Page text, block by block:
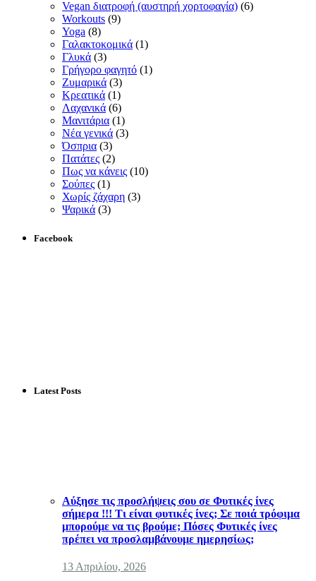
Vegan διατροφή (αυστηρή χορτοφαγία) (6)
Workouts (9)
Yoga (8)
Γαλακτοκομικά (1)
Γλυκά (3)
Γρήγορο φαγητό (1)
Ζυμαρικά (3)
Κρεατικά (1)
Λαχανικά (6)
Μανιτάρια (1)
Νέα γενικά (3)
Όσπρια (3)
Πατάτες (2)
Πως να κάνεις (10)
Σούπες (1)
Χωρίς ζάχαρη (3)
Ψαρικά (3)
Facebook
Latest Posts
Αύξησε τις προσλήψεις σου σε Φυτικές ίνες
σήμερα !!! Τι είναι φυτικές ίνες; Σε ποιά τρόφιμα
μπορούμε να τις βρούμε; Πόσες Φυτικές ίνες
πρέπει να προσλαμβάνουμε ημερησίως;
13 Απριλίου, 2026